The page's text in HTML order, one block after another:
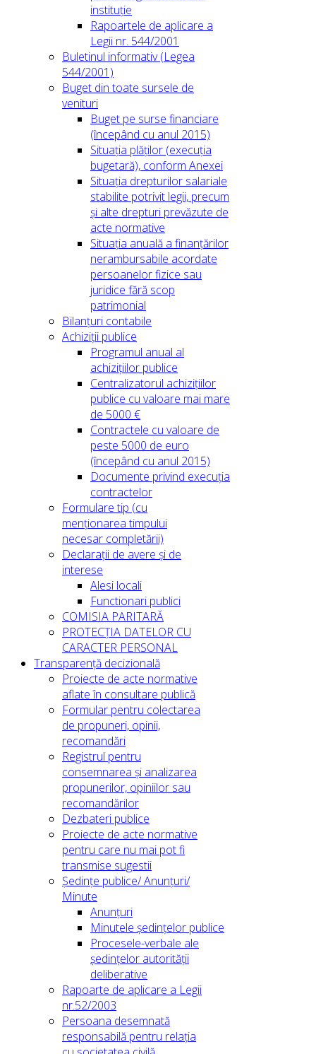
instituție
Rapoartele de aplicare a
Legii nr. 544/2001
Buletinul informativ (Legea
544/2001)
Buget din toate sursele de
venituri
Buget pe surse financiare
(începând cu anul 2015)
Situația plăților (execuția
bugetară), conform Anexei
Situația drepturilor salariale
stabilite potrivit legii, precum
și alte drepturi prevăzute de
acte normative
Situația anuală a finanțărilor
nerambursabile acordate
persoanelor fizice sau
juridice fără scop
patrimonial
Bilanțuri contabile
Achiziții publice
Programul anual al
achizițiilor publice
Centralizatorul achizițiilor
publice cu valoare mai mare
de 5000 €
Contractele cu valoare de
peste 5000 de euro
(începând cu anul 2015)
Documente privind execuția
contractelor
Formulare tip (cu
menționarea timpului
necesar completării)
Declarații de avere și de
interese
Alesi locali
Functionari publici
COMISIA PARITARĂ
PROTECȚIA DATELOR CU
CARACTER PERSONAL
Transparență decizională
Proiecte de acte normative
aflate în consultare publică
Formular pentru colectarea
de propuneri, opinii,
recomandări
Registrul pentru
consemnarea și analizarea
propunerilor, opiniilor sau
recomandărilor
Dezbateri publice
Proiecte de acte normative
pentru care nu mai pot fi
transmise sugestii
Ședințe publice/ Anunțuri/
Minute
Anunțuri
Minutele ședințelor publice
Procesele-verbale ale
ședințelor autorității
deliberative
Rapoarte de aplicare a Legii
nr.52/2003
Persoana desemnată
responsabilă pentru relația